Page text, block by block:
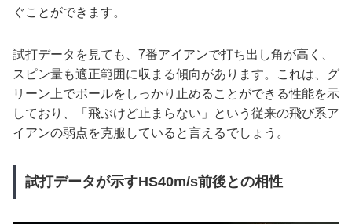
ぐことができます。
試打データを見ても、7番アイアンで打ち出し角が高く、
スピン量も適正範囲に収まる傾向があります。これは、グ
リーン上でボールをしっかり止めることができる性能を示
しており、「飛ぶけど止まらない」という従来の飛び系ア
イアンの弱点を克服していると言えるでしょう。
試打データが示すHS40m/s前後との相性